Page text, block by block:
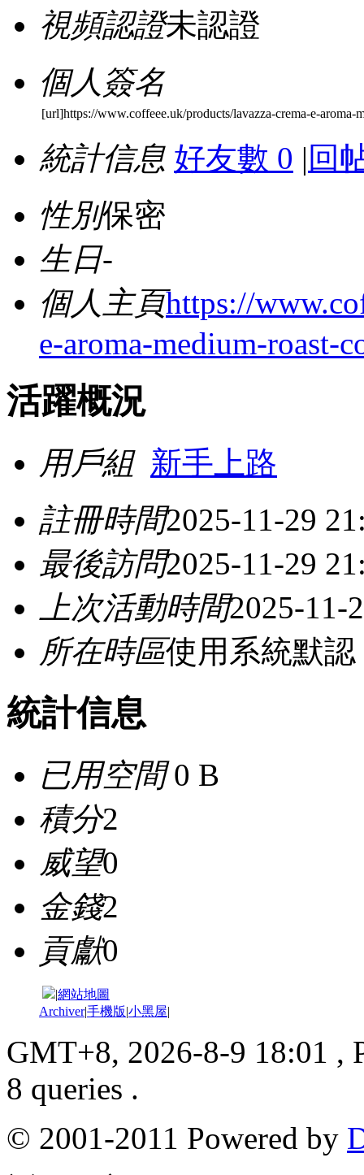
視頻認證未認證
個人簽名
[url]https://www.coffeee.uk/products/lavazza-crema-e-aroma-
統計信息 好友數 0 | 回
性別保密
生日-
個人主頁https://
e-aroma-medium-roast-
活躍概況
用戶組 新手上路
註冊時間2025-11-29
最後訪問2025-11-29
上次活動時間2025-11-
所在時區使用系統默認
統計信息
已用空間0 B
積分2
威望0
金錢2
貢獻0
|網站地圖
Archiver|手機版|小黑屋|
GMT+8, 2026-8-9 18:01 ,
8 queries .
© 2001-2011 Powered by